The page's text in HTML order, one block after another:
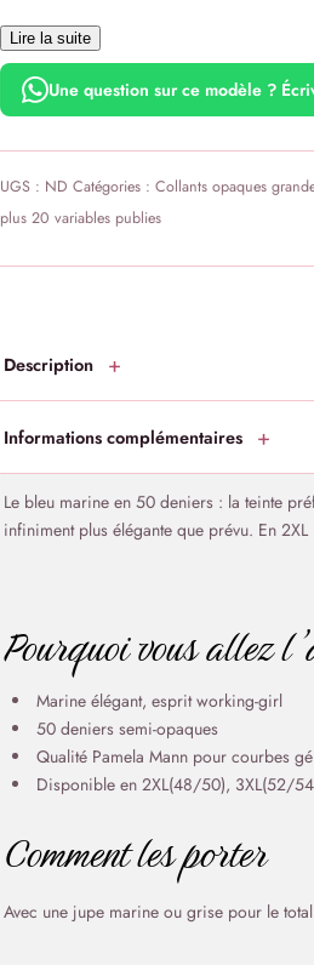
Lire la suite
Une question sur ce modèle ?
UGS : ND Catégories : Collants opaques
plus 20 variables publies
Description
Informations complémentaires
Le bleu marine en 50 deniers : la teinte
infiniment plus élégante que prévu. En
Pourquoi vous allez
Marine élégant, esprit working-girl
50 deniers semi-opaques
Qualité Pamela Mann pour courbes
Disponible en 2XL(48/50), 3XL(52/
Comment les porter
Avec une jupe marine ou grise pour le